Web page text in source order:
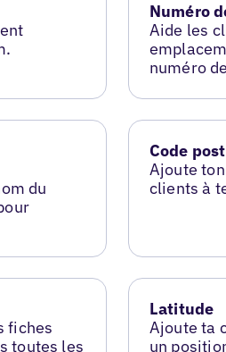
Numéro
Aide les
numéro
du
Code
Ajoute
clients à
fiches
toutes les
Latitude
Ajoute ta
un